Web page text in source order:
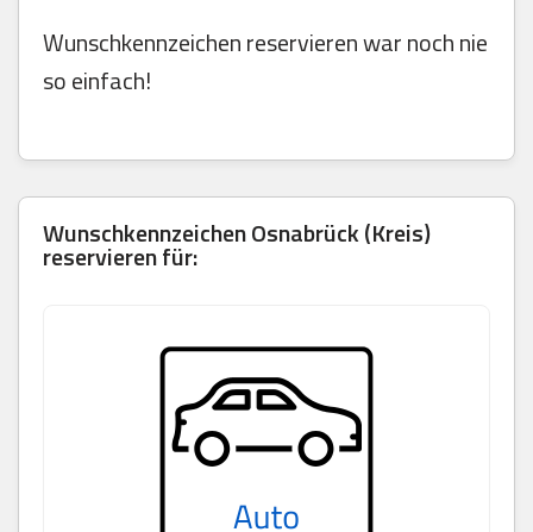
Wunschkennzeichen reservieren war noch nie
so einfach!
Wunschkennzeichen Osnabrück (Kreis)
reservieren für: